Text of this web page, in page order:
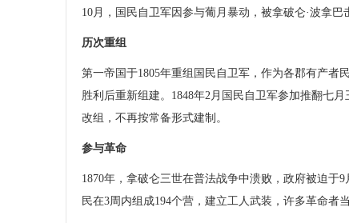
10月，国民自卫军因参与葡月暴动，被拿破仑·波拿巴
历次重组
第一帝国于1805年重组国民自卫军，作为各郡有产者
胜利后重新组建。1848年2月国民自卫军参加推翻七
改组，不再按常备形式建制。
参与革命
1870年，拿破仑三世在普法战争中溃败，政府被迫于
民在3周内组成194个营，建立工人武装，许多革命者